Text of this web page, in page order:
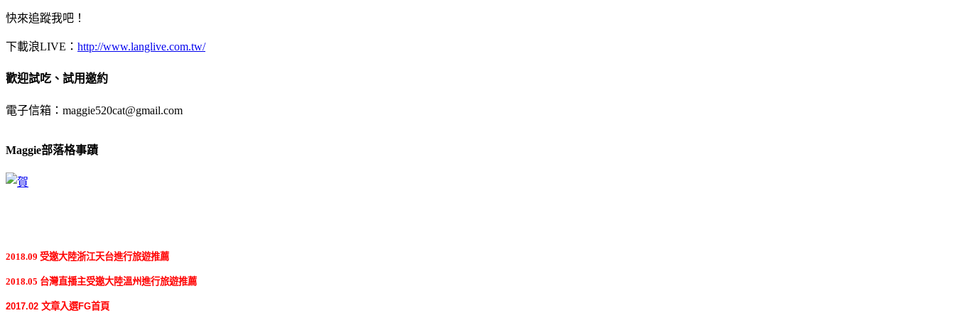
快來追蹤我吧！
下載浪LIVE： http://www.langlive.com.tw/
歡迎試吃、試用邀約
電子信箱：maggie520cat@gmail.com
Maggie部落格事蹟
2018.09 受邀大陸浙江天台進行旅遊推薦
2018.05 台灣直播主受邀大陸溫州進行旅遊推薦
2017.02 文章入選FG首頁